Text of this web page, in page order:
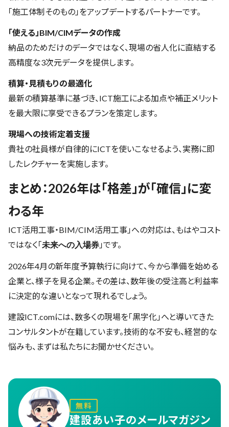
「施工体制そのもの」をアップデートするパートナーです。
「使える」BIM/CIMデータの作成
納品のためだけのデータではなく、現場の省人化に直結する
高精度な3次元データを提供します。
積算・見積もりの最適化
最新の積算基準に基づき、ICT施工による加点や補正メリット
を最大限に享受できるプランを策定します。
現場への技術定着支援
貴社の社員様が自律的にICTを使いこなせるよう、実務に即
したレクチャーを実施します。
まとめ：2026年は「格差」が「確信」に変
わる年
ICT活用工事・BIM/CIM活用工事」への対応は、もはやコスト
ではなく「未来への入場券 」です。
2026年4月の新年度予算執行に向けて、今から準備を始める
企業と、様子を見る企業。その差は、数年後の受注高と利益率
に決定的な違いとなって現れるでしょう。
建設ICT.comには、数多くの現場を「黒字化」へと導いてきた
コンサルタントが在籍しています。技術的な不安も、経営的な
悩みも、まずは私たちにお聞かせください。
無料
建設あい子のメールマガジン